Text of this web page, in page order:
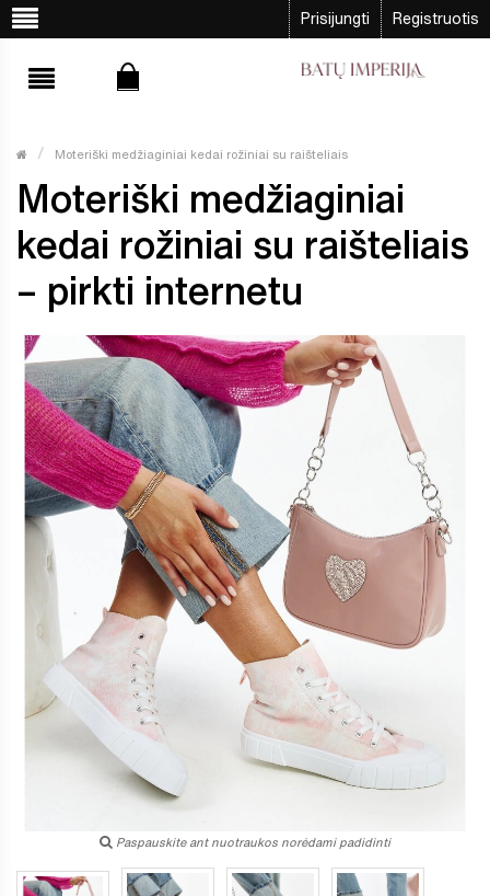
Prisijungti Registruotis
Moteriški medžiaginiai kedai rožiniai su raišteliais
Moteriški medžiaginiai
kedai rožiniai su raišteliais
– pirkti internetu
Paspauskite ant nuotraukos norėdami padidinti